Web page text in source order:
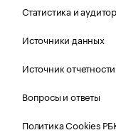
Статистика и
Источники данных
Источник
Вопросы и ответы
Политика Cookies